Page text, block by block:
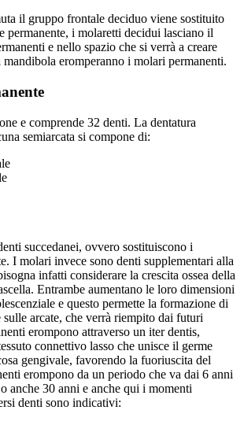
il gruppo frontale deciduo viene sostituito
permanente, i molaretti decidui lasciano il
e nello spazio che si verrà a creare
eromperanno i molari permanenti.
e comprende 32 denti. La dentatura
semiarcata si compone di:
succedanei, ovvero sostituiscono i
I molari invece sono denti supplementari alla
infatti considerare la crescita ossea della
Entrambe aumentano le loro dimensioni
e questo permette la formazione di
arcate, che verrà riempito dai futuri
erompono attraverso un iter dentis,
connettivo lasso che unisce il germe
gengivale, favorendo la fuoriuscita del
erompono da un periodo che va dai 6 anni
anche 30 anni e anche qui i momenti
denti sono indicativi: